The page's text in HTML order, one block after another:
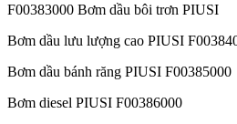
F00383000 Bơm dầu bôi trơn PIUSI
Bơm dầu lưu lượng cao PIUSI
Bơm dầu bánh răng PIUSI F00385000
Bơm diesel PIUSI F00386000